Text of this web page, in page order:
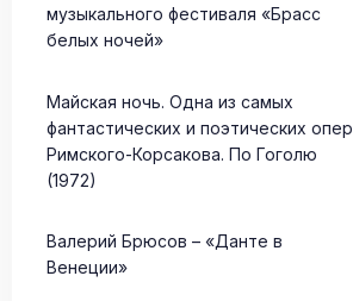
музыкального фестиваля «Брасс
белых ночей»
Майская ночь. Одна из самых
фантастических и поэтических опер
Римского-Корсакова. По Гоголю
(1972)
Валерий Брюсов – «Данте в
Венеции»